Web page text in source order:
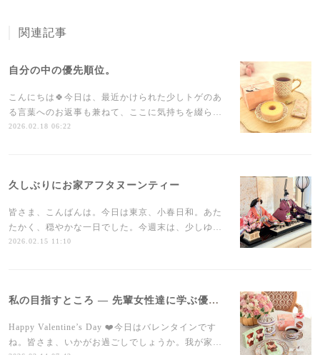
関連記事
自分の中の優先順位。
こんにちは🍀今日は、最近かけられた少しトゲのあ
る言葉へのお返事も兼ねて、ここに気持ちを綴ら…
2026.02.18 06:22
久しぶりにお家アフタヌーンティー
皆さま、こんばんは。今日は東京、小春日和。あた
たかく、穏やかな一日でした。今週末は、少しゆ…
2026.02.15 11:10
私の目指すところ ― 先輩女性達に学ぶ優しさ
Happy Valentine’s Day ❤️今日はバレンタインです
ね。皆さま、いかがお過ごしでしょうか。我が家…